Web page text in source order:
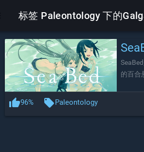
标签 Paleontology 下的
的百合
thumb_up96% local_offerPaleontology